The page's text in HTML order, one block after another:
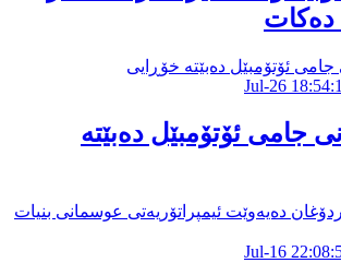
دەکات
جامی ئۆتۆمبێل دەبێتە